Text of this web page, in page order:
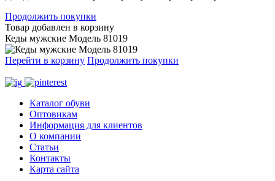
Продолжить покупки
Товар добавлен в корзину
Кеды мужские Модель 81019
Перейти в корзину Продолжить покупки
Каталог обуви
Оптовикам
Информация для клиентов
О компании
Статьи
Контакты
Карта сайта